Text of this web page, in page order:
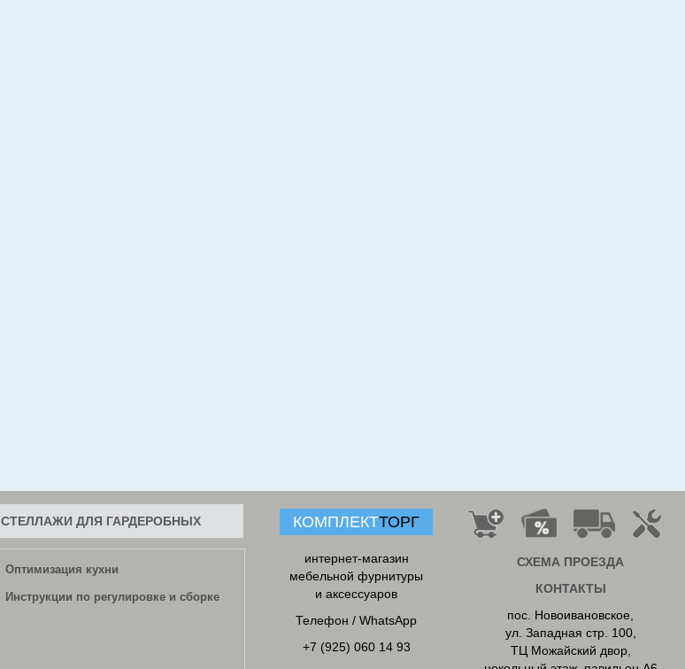
СТЕЛЛАЖИ ДЛЯ ГАРДЕРОБНЫХ
Оптимизация кухни
Инструкции по регулировке и сборке
КОМПЛЕКТТОРГ
интернет-магазин
мебельной фурнитуры
и аксессуаров
Телефон / WhatsApp
+7 (925) 060 14 93
СХЕМА ПРОЕЗДА
КОНТАКТЫ
пос. Новоивановское
ул. Западная стр. 100,
ТЦ Можайский двор,